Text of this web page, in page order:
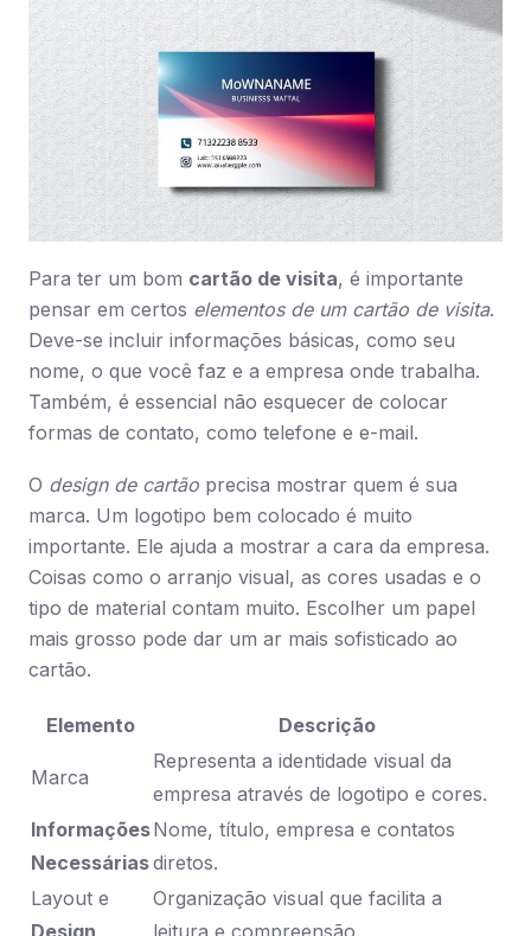
Para ter um bom cartão de visita, é importante
pensar em certos elementos de um cartão de visita.
Deve-se incluir informações básicas, como seu
nome, o que você faz e a empresa onde trabalha.
Também, é essencial não esquecer de colocar
formas de contato, como telefone e e-mail.
O design de cartão precisa mostrar quem é sua
marca. Um logotipo bem colocado é muito
importante. Ele ajuda a mostrar a cara da empresa.
Coisas como o arranjo visual, as cores usadas e o
tipo de material contam muito. Escolher um papel
mais grosso pode dar um ar mais sofisticado ao
cartão.
Elemento Descrição
Marca
Representa a identidade visual da
empresa através de logotipo e cores.
Informações
Necessárias
Nome, título, empresa e contatos
diretos.
Layout e
Design
Organização visual que facilita a
leitura e compreensão.